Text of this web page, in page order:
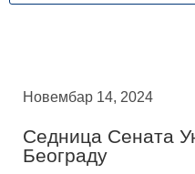
Новембар 14, 2024
Седница Сената
Београду